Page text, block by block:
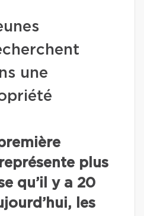
une
plus
qu’il y a 20
les